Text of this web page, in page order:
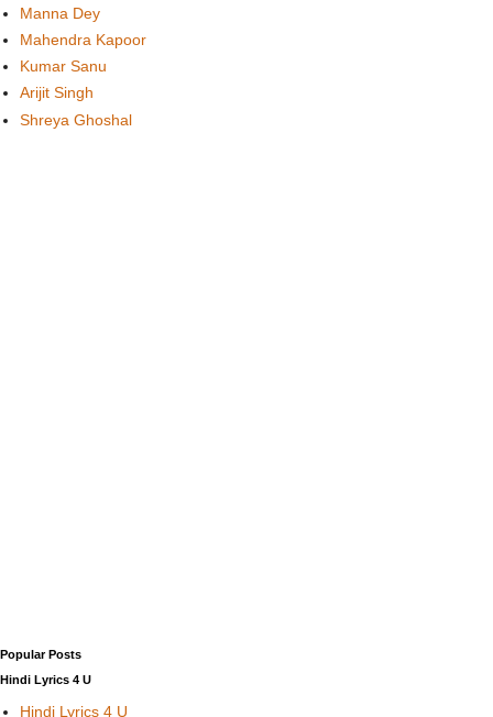
Manna Dey
Mahendra Kapoor
Kumar Sanu
Arijit Singh
Shreya Ghoshal
Popular Posts
Hindi Lyrics 4 U
Hindi Lyrics 4 U